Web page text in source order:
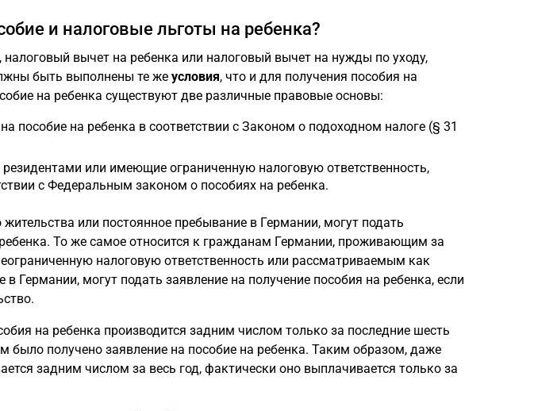
и налоговые льготы на ребенка?
вычет на ребенка или налоговый вычет на нужды по уходу,
быть выполнены те же условия, что и для получения пособия на
на ребенка существуют две различные правовые основы:
пособие на ребенка в соответствии с Законом о подоходном налоге (§ 31
или имеющие ограниченную налоговую ответственность,
с Федеральным законом о пособиях на ребенка.
или постоянное пребывание в Германии, могут подать
То же самое относится к гражданам Германии, проживающим за
налоговую ответственность или рассматриваемым как
Германии, могут подать заявление на получение пособия на ребенка, если
на ребенка производится задним числом только за последние шесть
было получено заявление на пособие на ребенка. Таким образом, даже
задним числом за весь год, фактически оно выплачивается только за